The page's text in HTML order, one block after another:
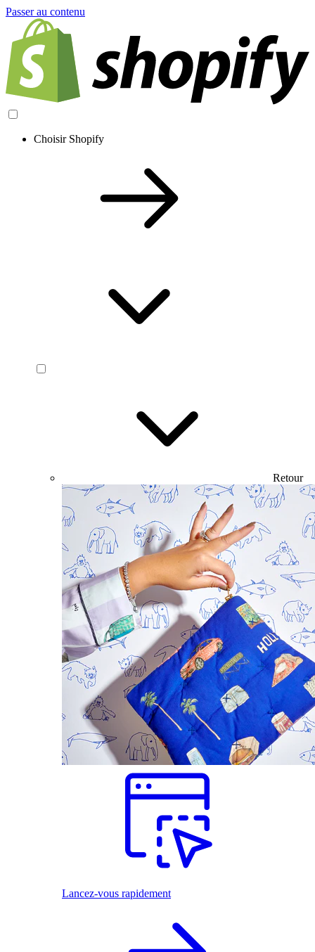
Passer au contenu
Choisir Shopify
Retour
Lancez-vous rapidement